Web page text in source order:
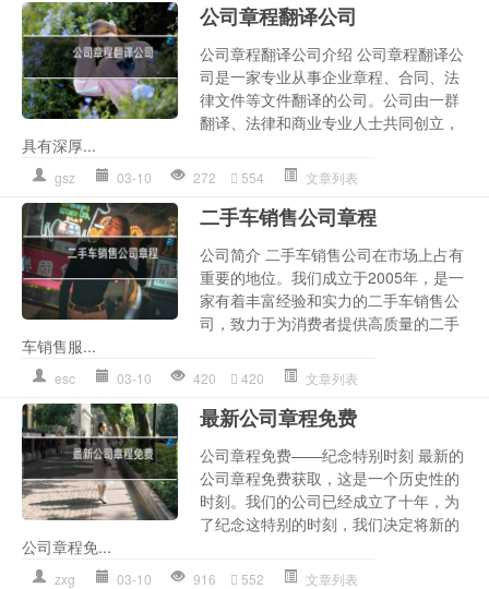
公司章程翻译公司
公司章程翻译公司介绍 公司章程翻译公
司是一家专业从事企业章程、合同、法
律文件等文件翻译的公司。公司由一群
翻译、法律和商业专业人士共同创立，
具有深厚...
gsz 03-10 272 554 文章列表
二手车销售公司章程
公司简介 二手车销售公司在市场上占有
重要的地位。我们成立于2005年，是一
家有着丰富经验和实力的二手车销售公
司，致力于为消费者提供高质量的二手
车销售服...
esc 03-10 420 420 文章列表
最新公司章程免费
公司章程免费——纪念特别时刻 最新的
公司章程免费获取，这是一个历史性的
时刻。我们的公司已经成立了十年，为
了纪念这特别的时刻，我们决定将新的
公司章程免...
zxg 03-10 916 552 文章列表